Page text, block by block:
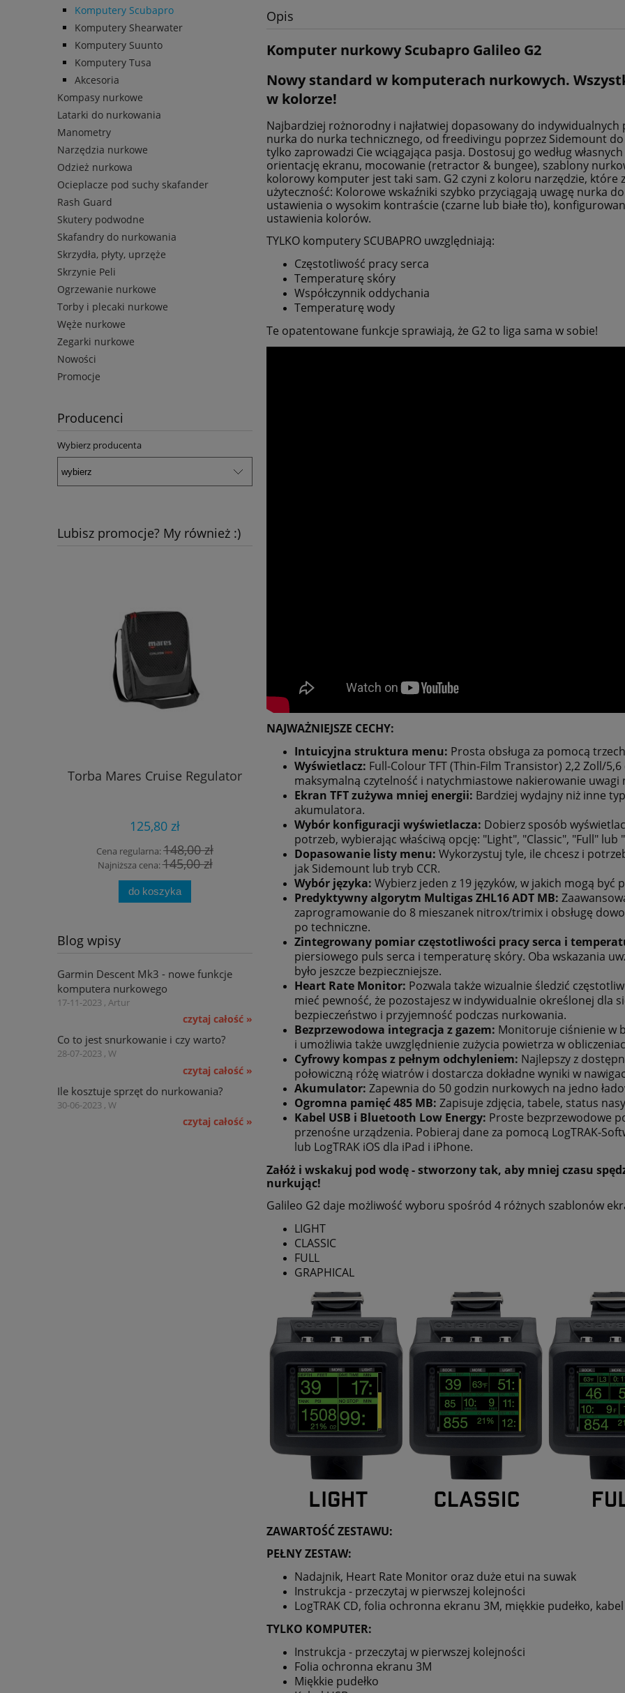
Komputery Scubapro
Komputery Shearwater
Komputery Suunto
Komputery Tusa
Akcesoria
Kompasy nurkowe
Latarki do nurkowania
Manometry
Narzędzia nurkowe
Odzież nurkowa
Ocieplacze pod suchy skafander
Rash Guard
Skutery podwodne
Skafandry do nurkowania
Skrzydła, płyty, uprzęże
Skrzynie Peli
Ogrzewanie nurkowe
Torby i plecaki nurkowe
Węże nurkowe
Zegarki nurkowe
Nowości
Promocje
Producenci
Wybierz producenta
Lubisz promocje? My również :)
Torba Mares Cruise Regulator
125,80 zł
Cena regularna:148,00 zł
Najniższa cena:145,00 zł
do koszyka
Plecak Scubapro Definition Pack
24
319,50 zł
Cena regularna:355,00 zł
Najniższa cena:355,00 zł
do koszyka
Jacket Scubapro Rebel BC
dzieci
1 305,00 zł
Cena regularna:1 450,00 zł
Najniższa cena: 1 305,00 zł
do koszyka
Blog wpisy
Garmin Descent Mk3 - nowe funkcje
komputera nurkowego
17-11-2023 , Artur
czytaj całość »
Co to jest snurkowanie i czy warto?
28-07-2023 , W
czytaj całość »
Ile kosztuje sprzęt do nurkowania?
30-06-2023 , W
czytaj całość »
Opis
Komputer nurkowy Scubapro Galileo G2
Nowy standard w komputerach nurkowych.
w kolorze!
Najbardziej rożnorodny i najłatwiej dopasowany do
nurka do nurka technicznego, od freedivingu poprzez Sidemount do
tylko zaprowadzi Cie wciągająca pasja. Dostosuj go według
orientację ekranu, mocowanie (retractor & bungee), szablony
kolorowy komputer jest taki sam. G2 czyni z koloru narzędzie, które
użyteczność: Kolorowe wskaźniki szybko przyciągają uwagę nurka
ustawienia o wysokim kontraście (czarne lub białe tło),
ustawienia kolorów.
TYLKO komputery SCUBAPRO uwzględniają:
Częstotliwość pracy serca
Temperaturę skóry
Współczynnik oddychania
Temperaturę wody
Te opatentowane funkcje sprawiają, że G2 to liga sama w sobie!
NAJWAŻNIEJSZE CECHY:
Intuicyjna struktura menu: Prosta obsługa za pomocą
Wyświetlacz: Full-Colour TFT (Thin-Film Transistor) 2,2 Zoll/
maksymalną czytelność i natychmiastowe nakierowanie
Ekran TFT zużywa mniej energii: Bardziej wydajny niż inne
akumulatora.
Wybór konfiguracji wyświetlacza: Dobierz sposób
potrzeb, wybierając właściwą opcję: "Light", "Classic", "Full" lub
Dopasowanie listy menu: Wykorzystuj tyle, ile chcesz i
jak Sidemount lub tryb CCR.
Wybór języka: Wybierz jeden z 19 języków, w jakich mogą być
Predyktywny algorytm Multigas ZHL16 ADT MB:
zaprogramowanie do 8 mieszanek nitrox/trimix i obsługę
po techniczne.
Zintegrowany pomiar częstotliwości pracy serca i
piersiowego puls serca i temperaturę skóry. Oba wskazania
było jeszcze bezpieczniejsze.
Heart Rate Monitor: Pozwala także wizualnie śledzić
mieć pewność, że pozostajesz w indywidualnie określonej dla
bezpieczeństwo i przyjemność podczas nurkowania.
Bezprzewodowa integracja z gazem: Monitoruje ciśnienie w
i umożliwia także uwzględnienie zużycia powietrza w
Cyfrowy kompas z pełnym odchyleniem: Najlepszy z
połowiczną różę wiatrów i dostarcza dokładne wyniki w
Akumulator: Zapewnia do 50 godzin nurkowych na jedno
Ogromna pamięć 485 MB: Zapisuje zdjęcia, tabele, status
Kabel USB i Bluetooth Low Energy: Proste bezprzewodowe
przenośne urządzenia. Pobieraj dane za pomocą LogTRAK-
lub LogTRAK iOS dla iPad i iPhone.
Załóż i wskakuj pod wodę - stworzony tak, aby mniej czasu
nurkując!
Galileo G2 daje możliwość wyboru spośród 4 różnych szablonów
LIGHT
CLASSIC
FULL
GRAPHICAL
ZAWARTOŚĆ ZESTAWU:
PEŁNY ZESTAW:
Nadajnik, Heart Rate Monitor oraz duże etui na suwak
Instrukcja - przeczytaj w pierwszej kolejności
LogTRAK CD, folia ochronna ekranu 3M, miękkie pudełko,
TYLKO KOMPUTER:
Instrukcja - przeczytaj w pierwszej kolejności
Folia ochronna ekranu 3M
Miękkie pudełko